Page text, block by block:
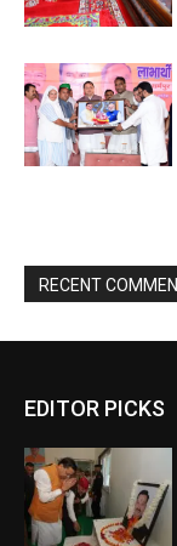
EDITOR PICKS